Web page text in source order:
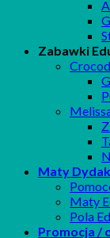
Zabawki
Maty
Maty
Pola
Promocja /